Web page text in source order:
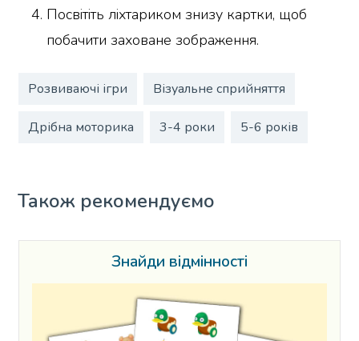
Посвітіть ліхтариком знизу картки, щоб
побачити заховане зображення.
Розвиваючі ігри Візуальне сприйняття
Дрібна моторика 3-4 роки 5-6 років
Також рекомендуємо
Знайди відмінності